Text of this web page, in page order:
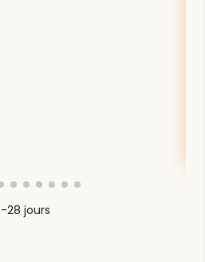
28 jours